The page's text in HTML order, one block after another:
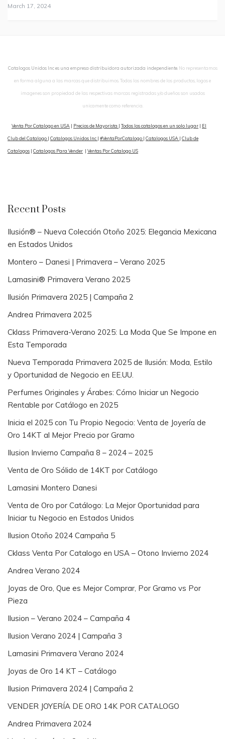
March 17, 2024
Catalogos Unidos Inc es una empresa distribuidora autorizada independiente. No representamos
en forma alguna a las marcas que distribuimos. Todos los nombres de los productos, logos e
imagenes son propiedad de las respectivas marcas registradas y/o dueños son usados
unicamente como referencia.
Venta Por Catalogo en USA | Precios de Mayorista | Todos los catalogos en un solo lugar | El
Club del Catalogo | Catalogos Unidos Inc | #VentaPorCatalogo | Catalogos USA | Club de
Catalogos | Catalogos Para Vender | Ventas Por Catalogo US
Recent Posts
Ilusión® – Nueva Colección Otoño 2025: Elegancia Mexicana
en Estados Unidos
Montero – Danesi | Primavera – Verano 2025
Lamasini® Primavera Verano 2025
Ilusión Primavera 2025 | Campaña 2
Andrea Primavera 2025
Cklass Primavera-Verano 2025: La Moda Que Se Impone en
Esta Temporada
Nueva Temporada Primavera 2025 de Ilusión: Moda, Estilo
y Oportunidad de Negocio en EE.UU.
Perfumes Originales y Árabes: Cómo Iniciar un Negocio
Rentable por Catálogo en 2025
Inicia el 2025 con Tu Propio Negocio: Venta de Joyería de
Oro 14KT al Mejor Precio por Gramo
Ilusion Invierno Campaña 8 – 2024 – 2025
Venta de Oro Sólido de 14KT por Catálogo
Lamasini Montero Danesi
Venta de Oro por Catálogo: La Mejor Oportunidad para
Iniciar tu Negocio en Estados Unidos
Ilusion Otoño 2024 Campaña 5
Cklass Venta Por Catalogo en USA – Otono Invierno 2024
Andrea Verano 2024
Joyas de Oro, Que es Mejor Comprar, Por Gramo vs Por
Pieza
Ilusion – Verano 2024 – Campaña 4
Ilusion Verano 2024 | Campaña 3
Lamasini Primavera Verano 2024
Joyas de Oro 14 KT – Catálogo
Ilusion Primavera 2024 | Campaña 2
VENDER JOYERÍA DE ORO 14K POR CATALOGO
Andrea Primavera 2024